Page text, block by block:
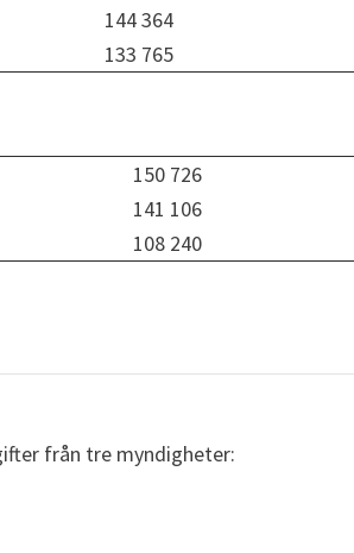
144 364
133 765
150 726
141 106
108 240
från tre myndigheter: